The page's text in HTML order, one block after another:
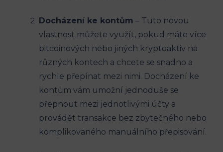
Docházení ke kontům – Tuto novou
vlastnost můžete využít, pokud máte více
bitcoinových nebo jiných kryptoaktiv na
různých kontech a chcete se snadno a
rychle přepínat mezi nimi. Docházení ke
kontům vám umožní jednoduše se
přepnout mezi jednotlivými účty a
provádět transakce bez zbytečného nebo
komplikovaného manuálního přepisování.